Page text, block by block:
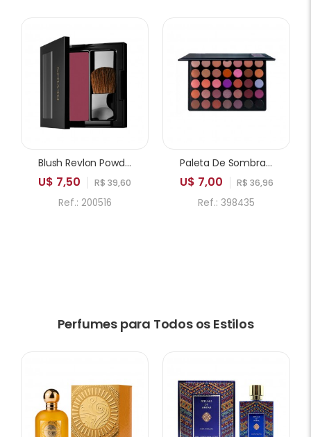
Blush Revlon Powder 005 Playfull
U$ 7,50 R$ 39,60
Ref.: 200516
Paleta De Sombras ICANDY Sweetie Cake 35A 35 Cores
U$ 7,00 R$ 36,96
Ref.: 398435
Perfumes para Todos os Estilos